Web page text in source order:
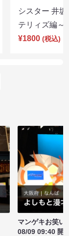
シスター 井
テリィズ編
¥1800 (税込)
マンゲキお笑い
08/09 09:40 開